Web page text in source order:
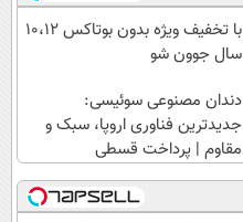
با تخفیف ویژه بدون بوتاکس ۱۰،۱۲
سال جوون شو
دندان مصنوعی سوئیسی:
جدیدترین فناوری اروپا، سبک و
مقاوم | پرداخت قسطی